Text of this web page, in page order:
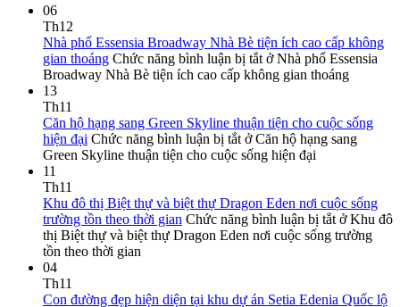
06
Th12
Nhà phố Essensia Broadway Nhà Bè tiện ích cao cấp không
gian thoáng Chức năng bình luận bị tắt ở Nhà phố Essensia
Broadway Nhà Bè tiện ích cao cấp không gian thoáng
13
Th11
Căn hộ hạng sang Green Skyline thuận tiện cho cuộc sống
hiện đại Chức năng bình luận bị tắt ở Căn hộ hạng sang
Green Skyline thuận tiện cho cuộc sống hiện đại
11
Th11
Khu đô thị Biệt thự và biệt thự Dragon Eden nơi cuộc sống
trường tồn theo thời gian Chức năng bình luận bị tắt ở Khu đô
thị Biệt thự và biệt thự Dragon Eden nơi cuộc sống trường
tồn theo thời gian
04
Th11
Con đường đẹp hiện diện tại khu dự án Setia Edenia Quốc lộ